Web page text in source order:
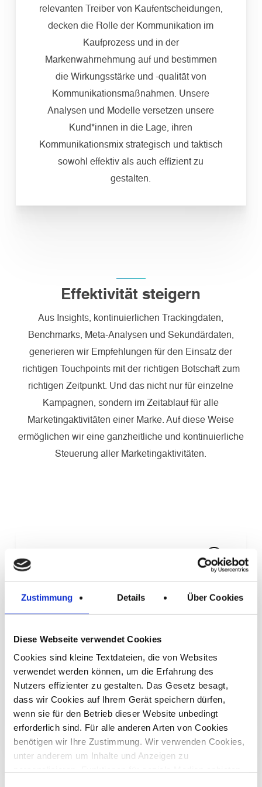
Zustimmung Details Über Cookies
Diese Webseite verwendet Cookies
Cookies sind kleine Textdateien, die von Websites
verwendet werden können, um die Erfahrung des
Nutzers effizienter zu gestalten. Das Gesetz besagt,
dass wir Cookies auf Ihrem Gerät speichern dürfen,
wenn sie für den Betrieb dieser Website unbedingt
erforderlich sind. Für alle anderen Arten von Cookies
benötigen wir Ihre Zustimmung. Wir verwenden Cookies,
unter anderem um Inhalte und Anzeigen zu
relevanten Treiber von Kaufentscheidungen,
decken die Rolle der Kommunikation im
Kaufprozess und in der
Markenwahrnehmung auf und bestimmen
die Wirkungsstärke und -qualität von
Kommunikationsmaßnahmen. Unsere
Analysen und Modelle versetzen unsere
Kund*innen in die Lage, ihren
Kommunikationsmix strategisch und taktisch
sowohl effektiv als auch effizient zu
gestalten.
Effektivität steigern
Aus Insights, kontinuierlichen Trackingdaten,
Benchmarks, Meta-Analysen und Sekundärdaten,
generieren wir Empfehlungen für den Einsatz der
richtigen Touchpoints mit der richtigen Botschaft zum
richtigen Zeitpunkt. Und das nicht nur für einzelne
Kampagnen, sondern im Zeitablauf für alle
Marketingaktivitäten einer Marke. Auf diese Weise
ermöglichen wir eine ganzheitliche und kontinuierliche
Steuerung aller Marketingaktivitäten.
optimale Kontaktdosis einer Kampagne zu
einzusetzen. Die daraus gewonnenen
Ableitungen können nahtlos in die
Mediaplanung und -optimierung überführt
werden.